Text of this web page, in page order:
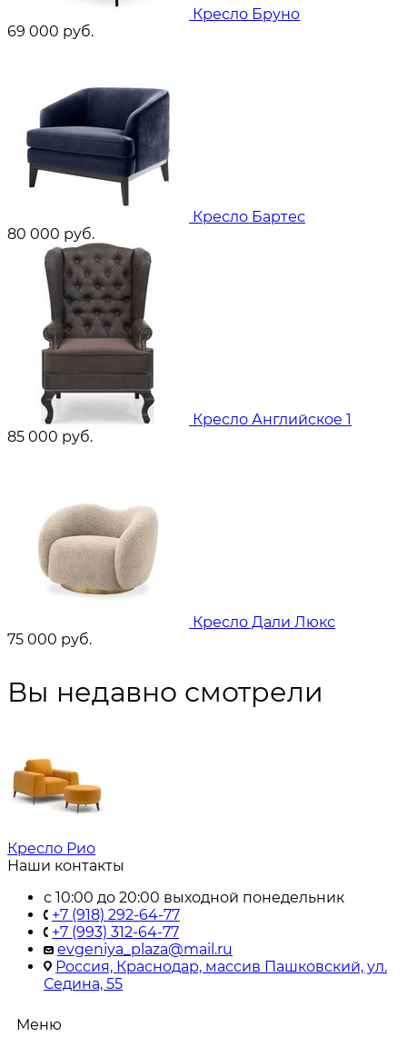
Кресло Бруно
69 000 руб.
Кресло Бартес
80 000 руб.
Кресло Английское 1
85 000 руб.
Кресло Дали Люкс
75 000 руб.
Вы недавно смотрели
Кресло Рио
Наши контакты
с 10:00 до 20:00 выходной понедельник
+7 (918) 292-64-77
+7 (993) 312-64-77
evgeniya_plaza@mail.ru
Россия, Краснодар, массив Пашковский, ул.
Седина, 55
Меню